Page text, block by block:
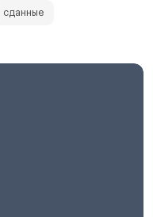
сданные